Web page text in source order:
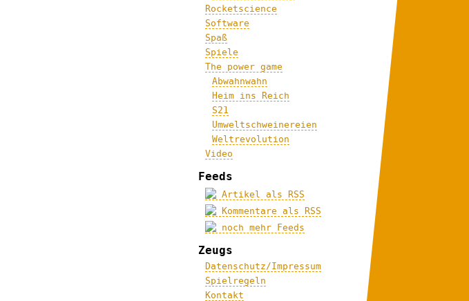
Rocketscience
Software
Spaß
Spiele
The power game
Abwahnwahn
Heim ins Reich
S21
Umweltschweinereien
Weltrevolution
Video
Feeds
Artikel als RSS
Kommentare als RSS
noch mehr Feeds
Zeugs
Datenschutz/Impressum
Spielregeln
Kontakt